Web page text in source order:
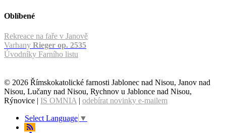
Oblíbené
Rekreace na faře v Janově
Varhany Rieger op. 2535
Úvodníky Farního listu
© 2026 Římskokatolické farnosti Jablonec nad Nisou, Janov nad
Nisou, Lučany nad Nisou, Rychnov u Jablonce nad Nisou,
Rýnovice | IS OMNIA | odebírat novinky e-mailem
Select Language ▼